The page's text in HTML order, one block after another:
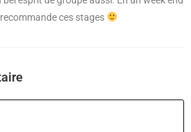
ces stages